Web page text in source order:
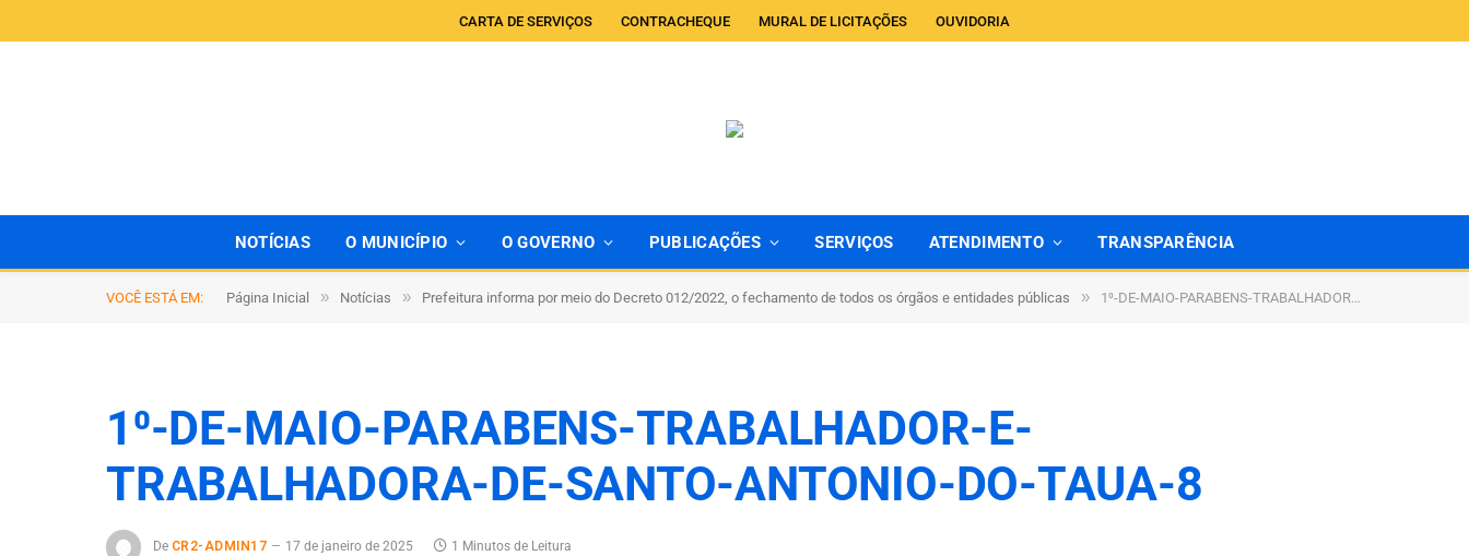
CARTA DE SERVIÇOS CONTRACHEQUE MURAL DE LICITAÇÕES OUVIDORIA
NOTÍCIAS O MUNICÍPIO O GOVERNO PUBLICAÇÕES SERVIÇOS ATENDIMENTO TRANSPARÊNCIA
VOCÊ ESTÁ EM: Página Inicial » Notícias » Prefeitura informa por meio do Decreto 012/2022, o fechamento de todos os órgãos e entidades públicas » 1⁰-DE-MAIO-PARABENS-TRABALHADOR-E-TRABALHADORA-DE-SANTO-ANTONIO-DO-TAUA-8
1⁰-DE-MAIO-PARABENS-TRABALHADOR-E-
TRABALHADORA-DE-SANTO-ANTONIO-DO-TAUA-8
De CR2-ADMIN17 17 de janeiro de 2025 1 Minutos de Leitura